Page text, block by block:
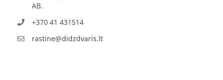
AB.
+370 41 431514
rastine@didzdvaris.lt